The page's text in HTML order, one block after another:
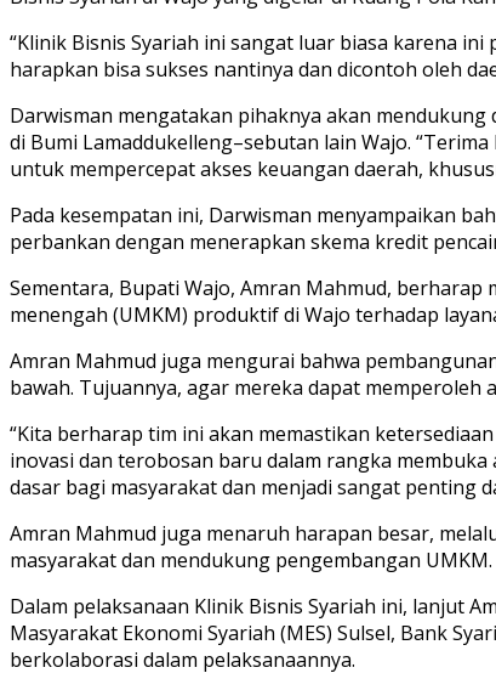
“Klinik Bisnis Syariah ini sangat luar biasa karena
harapkan bisa sukses nantinya dan dicontoh oleh
Darwisman mengatakan pihaknya akan
di Bumi Lamaddukelleng–sebutan lain Wajo.
untuk mempercepat akses keuangan daerah,
Pada kesempatan ini, Darwisman menyampaikan
perbankan dengan menerapkan skema kredit
Sementara, Bupati Wajo, Amran Mahmud,
menengah (UMKM) produktif di Wajo terhadap
Amran Mahmud juga mengurai bahwa
bawah. Tujuannya, agar mereka dapat memperoleh
“Kita berharap tim ini akan memastikan
inovasi dan terobosan baru dalam rangka
dasar bagi masyarakat dan menjadi sangat penting
Amran Mahmud juga menaruh harapan besar,
masyarakat dan mendukung pengembangan UMKM.
Dalam pelaksanaan Klinik Bisnis Syariah ini, lanjut
Masyarakat Ekonomi Syariah (MES) Sulsel, Bank
berkolaborasi dalam pelaksanaannya.